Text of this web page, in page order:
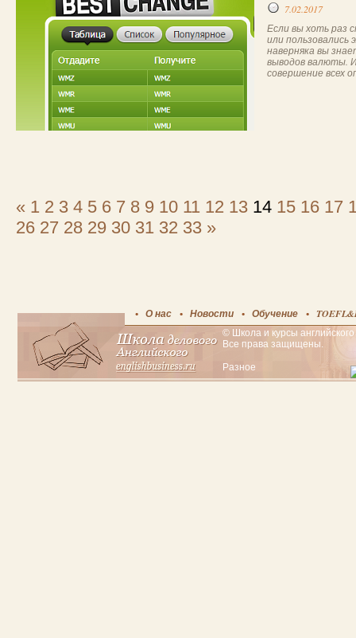
7.02.2017
Если вы хоть раз
или
наверняка вы
выводов валюты.
совершение всех
« 1 2 3 4 5 6 7 8 9 10 11 12 13 14 15 16 17
26 27 28 29 30 31 32 33 »
О нас Новости Обучение
© Школа и курсы
Все права защищены.
Разное